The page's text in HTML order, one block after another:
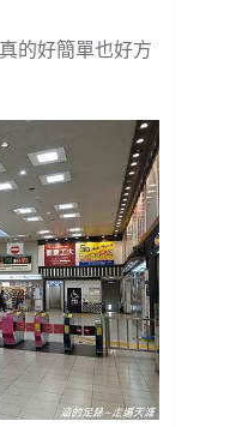
的好簡單也好方